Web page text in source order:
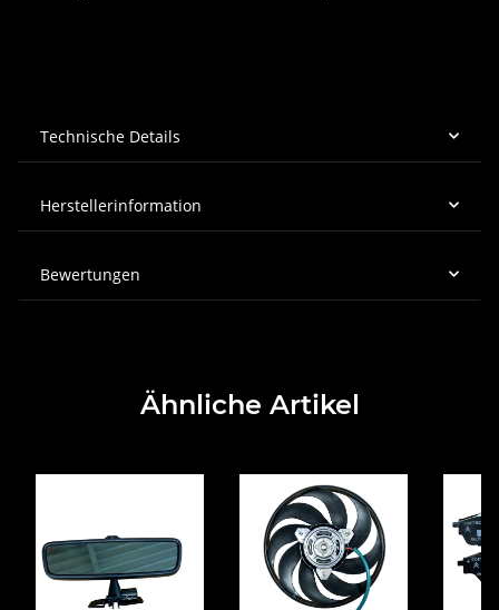
Technische Details
Herstellerinformation
Bewertungen
Ähnliche Artikel